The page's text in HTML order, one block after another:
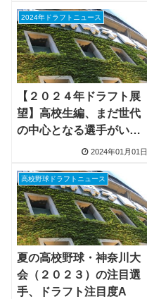
2024年ドラフトニュース
【２０２４年ドラフト展
望】高校生編、まだ世代
の中心となる選手がいな
い中で主役となるのは投
2024年01月01日
高校野球ドラフトニュース
夏の高校野球・神奈川大
会（２０２３）の注目選
手、ドラフト注目度A